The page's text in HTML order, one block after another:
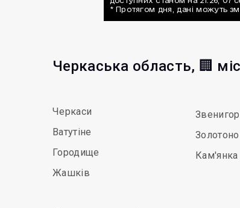
Черкаська область, 🏢
Черкаси
Ватутіне
Городище
Жашків
Кам'янка